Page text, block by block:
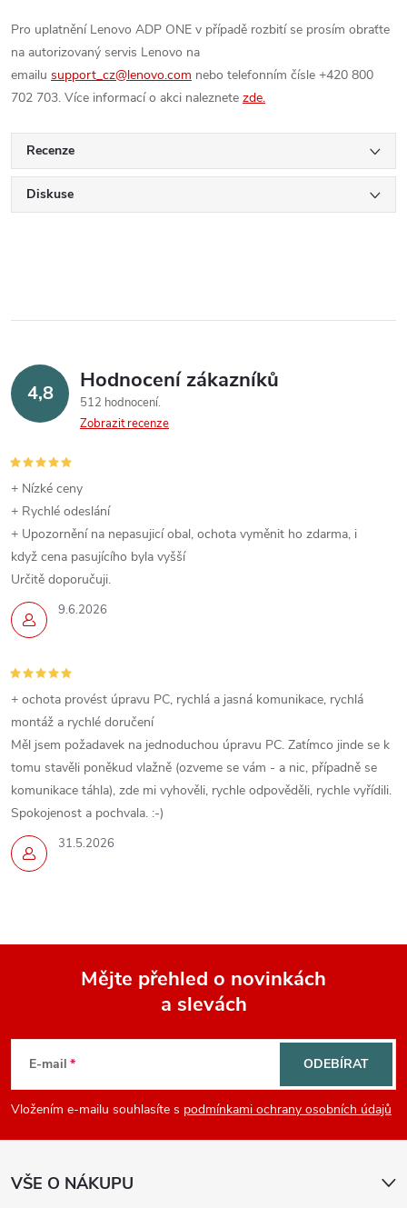
Pro uplatnění Lenovo ADP ONE v případě rozbití se prosím obraťte
na autorizovaný servis Lenovo na
emailu support_cz@lenovo.com nebo telefonním čísle +420 800
702 703. Více informací o akci naleznete zde.
Recenze
Diskuse
4,8 Hodnocení zákazníků
512 hodnocení
Zobrazit recenze
9.6.2026
+ Nízké ceny
+ Rychlé odeslání
+ Upozornění na nepasujicí obal, ochota vyměnit ho zdarma, i
když cena pasujícího byla vyšší
Určitě doporučuji.
31.5.2026
+ ochota provést úpravu PC, rychlá a jasná komunikace, rychlá
montáž a rychlé doručení
Měl jsem požadavek na jednoduchou úpravu PC. Zatímco jinde se k
tomu stavěli poněkud vlažně (ozveme se vám - a nic, případně se
komunikace táhla), zde mi vyhověli, rychle odpověděli, rychle vyřídili.
Spokojenost a pochvala. :-)
p
Mějte přehled o novinkách
a slevách
E-mail
Vložením e-mailu souhlasíte s podmínkami ochrany osobních údajů
ODEBÍRAT
VŠE O NÁKUPU